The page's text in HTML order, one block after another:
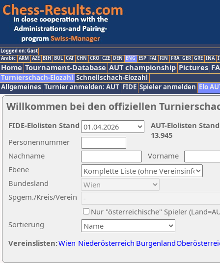
Logged on: Gast
Arabic ARM AZE BIH BUL CAT CHN CRO CZE DEN ENG ESP FAI FIN FRA GER GRE INA
Home Tournament-Database AUT championship Pictures
Turnierschach-Elozahl Schnellschach-Elozahl
Allgemeines Turnier anmelden: AUT FIDE Spieler anmelden Elo
Willkommen bei den offiziellen
Nachname
Vorname
Ebene
Sortierung
Personennummer
Bundesland
Spgem./Kreis/Verein
Nur "österreichische" Spieler
Vereinslisten:Wien Niederösterreich Burgenland
AUT-Elolisten
13.945
FIDE-Elolisten Stand